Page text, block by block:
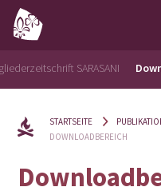
SARASANI
STARTSEITE
DOWNLOADBEREICH